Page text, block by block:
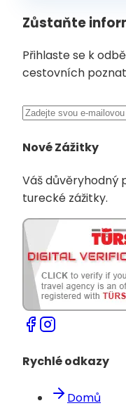
Zůstaňte
Přihlaste se k
cestovních
Nové Zážitky
Váš důvěryhodný
turecké zážitky.
Rychlé odkazy
Domů